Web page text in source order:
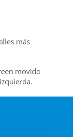
más
movido